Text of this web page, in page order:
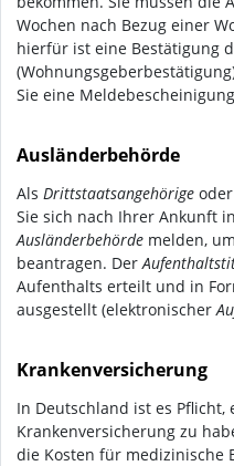
Wochen nach Bezug einer
hierfür ist eine Bestätigung
Sie eine
Ausländerbehörde
Als Drittstaatsangehörige
Sie sich nach Ihrer Ankunft
Ausländerbehörde melden,
beantragen. Der
Aufenthalts erteilt und in
ausgestellt (elektronischer
Krankenversicherung
In Deutschland ist es
Krankenversicherung zu
die Kosten für medizinische